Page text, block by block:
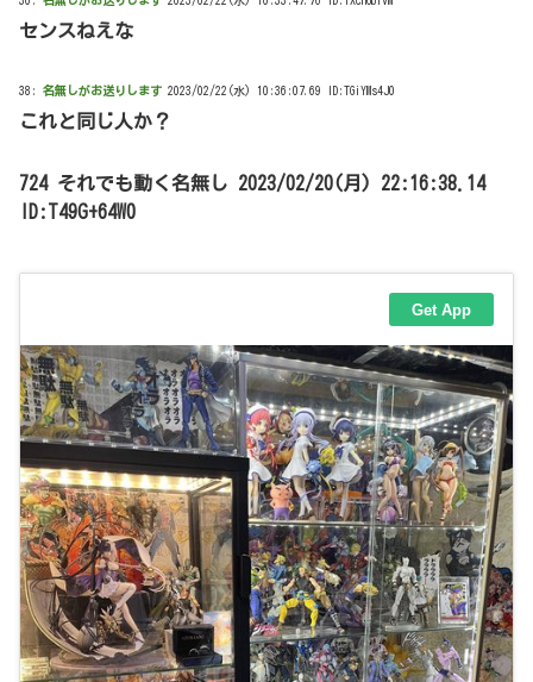
センスねえな
38: 名無しがお送りします 2023/02/22(水) 10:36:07.69 ID:TGiYMs4J0
これと同じ人か？
724 それでも動く名無し 2023/02/20(月) 22:16:38.14
ID:T49G+64W0